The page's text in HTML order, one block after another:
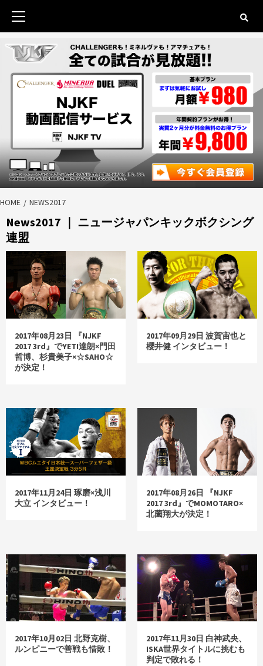
contentPrimary
HOME NEWS2017
News2017 ｜ ニュージャパンキックボクシング
連盟
2017年08月23日 『NJKF
2017 3rd』でYETI達朗×門田
哲博、杉貴美子×☆SAHO☆
が決定！
2017年09月29日 波賀宙也と
櫻井健 インタビュー！
2017年11月24日 琢磨×浅川
大立 インタビュー！
2017年08月26日 『NJKF
2017 3rd』でMOMOTARO×
北薗翔大が決定！
2017年10月02日 北野克樹、
ルンピニーで善戦も惜敗！
2017年11月30日 白神武央、
ISKA世界タイトルに挑むも
判定で敗れる！